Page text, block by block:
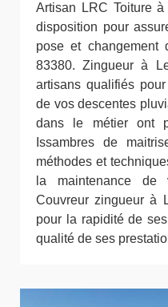
Artisan LRC Toiture
disposition pour
pose et changement
83380. Zingueur à
artisans qualifiés
de vos descentes
dans le métier ont
Issambres de
méthodes et
la maintenance de
Couvreur zingueur à
pour la rapidité de
qualité de ses